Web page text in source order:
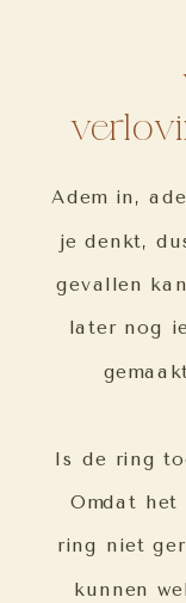
Adem in,
je denkt,
gevallen
later nog
Is de ring
Omdat het
ring niet
kunnen